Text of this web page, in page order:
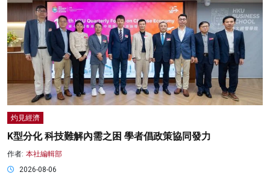
灼見經濟
K型分化 科技難解內需之困 學者倡政策協同發力
作者: 本社編輯部
2026-08-06